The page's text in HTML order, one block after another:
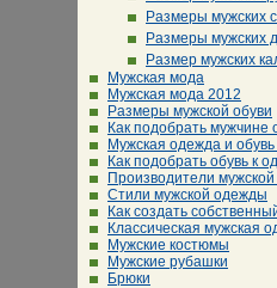
Размеры мужских
Размеры мужских
Размер мужских
Мужская мода
Мужская мода 2012
Размеры мужской обуви
Как подобрать мужчине
Мужская одежда и
Как подобрать обувь к
Производители
Стили мужской одежды
Как создать
Классическая мужская
Мужские костюмы
Мужские рубашки
Брюки